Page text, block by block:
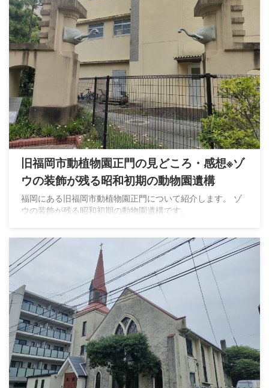
旧福岡市動植物園正門の見どころ・感想※ゾ
ウの装飾が残る昭和初期の動物園遺構
福岡にある旧福岡市動植物園正門について紹介します。 ゾ
ウの装飾が残る昭和初期の動物園遺構です。